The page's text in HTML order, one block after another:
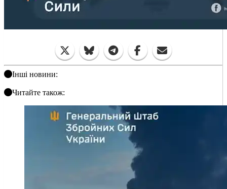
Інші новини:
Читайте також: